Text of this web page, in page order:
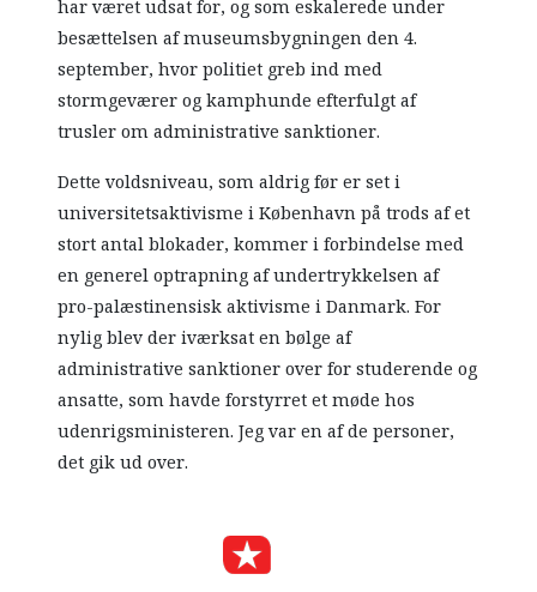
har været udsat for, og som eskalerede under
besættelsen af museumsbygningen den 4.
september, hvor politiet greb ind med
stormgeværer og kamphunde efterfulgt af
trusler om administrative sanktioner.
Dette voldsniveau, som aldrig før er set i
universitetsaktivisme i København på trods af et
stort antal blokader, kommer i forbindelse med
en generel optrapning af undertrykkelsen af
pro-palæstinensisk aktivisme i Danmark. For
nylig blev der iværksat en bølge af
administrative sanktioner over for studerende og
ansatte, som havde forstyrret et møde hos
udenrigsministeren. Jeg var en af de personer,
det gik ud over.